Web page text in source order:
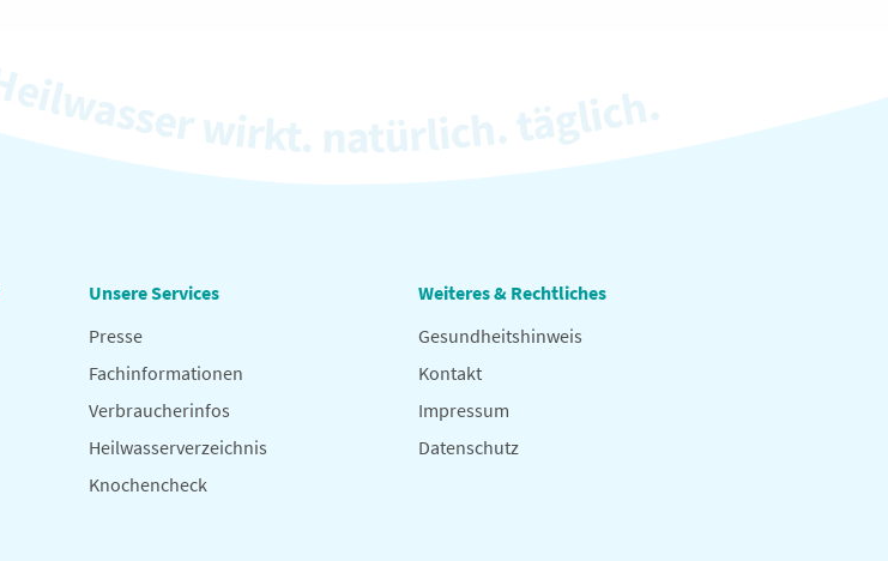
Unsere Services
Presse
Fachinformationen
Verbraucherinfos
Heilwasserverzeichnis
Knochencheck
Weiteres & Rechtliches
Gesundheitshinweis
Kontakt
Impressum
Datenschutz